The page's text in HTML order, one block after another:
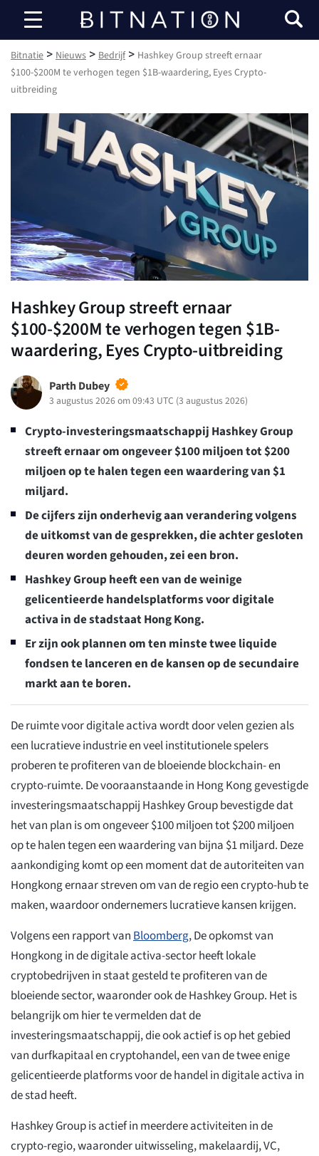
Bitnatie
Bitnatie > Nieuws > Bedrijf> Hashkey Group streeft ernaar
$100-$200M te verhogen tegen $1B-waardering, Eyes Crypto-
uitbreiding
Hashkey Group streeft ernaar
$100-$200M te verhogen tegen $1B-
waardering, Eyes Crypto-uitbreiding
Parth Dubey
3 augustus 2026 om 09:43 UTC (3 augustus 2026)
Crypto-investeringsmaatschappij Hashkey Group
streeft ernaar om ongeveer $100 miljoen tot $200
miljoen op te halen tegen een waardering van $1
miljard.
De cijfers zijn onderhevig aan verandering volgens
de uitkomst van de gesprekken, die achter gesloten
deuren worden gehouden, zei een bron.
Hashkey Group heeft een van de weinige
gelicentieerde handelsplatforms voor digitale
activa in de stadstaat Hong Kong.
Er zijn ook plannen om ten minste twee liquide
fondsen te lanceren en de kansen op de secundaire
markt aan te boren.
De ruimte voor digitale activa wordt door velen gezien als
een lucratieve industrie en veel institutionele spelers
proberen te profiteren van de bloeiende blockchain- en
crypto-ruimte. De vooraanstaande in Hong Kong gevestigde
investeringsmaatschappij Hashkey Group bevestigde dat
het van plan is om ongeveer $100 miljoen tot $200 miljoen
op te halen tegen een waardering van bijna $1 miljard. Deze
aankondiging komt op een moment dat de autoriteiten van
Hongkong ernaar streven om van de regio een crypto-hub te
maken, waardoor ondernemers lucratieve kansen krijgen.
Volgens een rapport vanBloomberg, De opkomst van
Hongkong in de digitale activa-sector heeft lokale
cryptobedrijven in staat gesteld te profiteren van de
bloeiende sector, waaronder ook de Hashkey Group. Het is
belangrijk om hier te vermelden dat de
investeringsmaatschappij, die ook actief is op het gebied
van durfkapitaal en cryptohandel, een van de twee enige
gelicentieerde platforms voor de handel in digitale activa in
de stad heeft.
Hashkey Group is actief in meerdere activiteiten in de
crypto-regio, waaronder uitwisseling, makelaardij, VC,